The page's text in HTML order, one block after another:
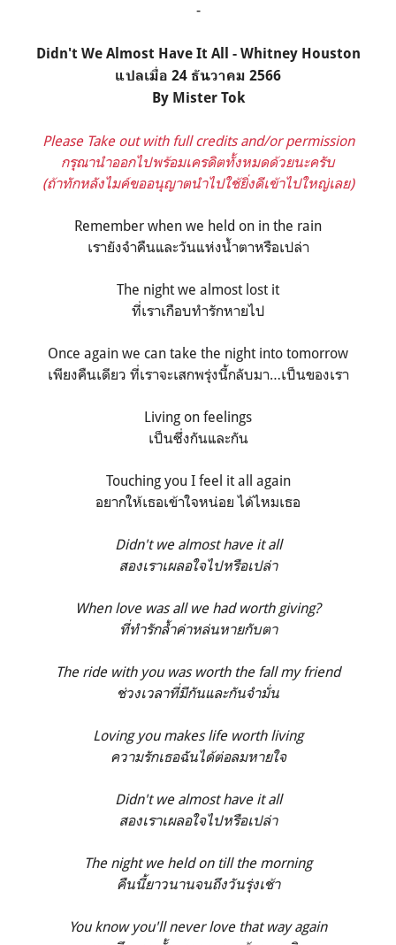
-
Didn't We Almost Have It All - Whitney Houston
แปลเมื่อ 24 ธันวาคม 2566
By Mister Tok
Please Take out with full credits and/or permission
กรุณานำออกไปพร้อมเครดิตทั้งหมดด้วยนะครับ
(ถ้าทักหลังไมค์ขออนุญาตนำไปใช้ยิ่งดีเข้าไปใหญ่เลย)
Remember when we held on in the rain
เรายังจำคืนและวันแห่งน้ำตาหรือเปล่า
The night we almost lost it
ที่เราเกือบทำรักหายไป
Once again we can take the night into tomorrow
เพียงคืนเดียว ที่เราจะเสกพรุ่งนี้กลับมา…เป็นของเรา
Living on feelings
เป็นซึ่งกันและกัน
Touching you I feel it all again
อยากให้เธอเข้าใจหน่อย ได้ไหมเธอ
Didn't we almost have it all
สองเราเผลอใจไปหรือเปล่า
When love was all we had worth giving?
ที่ทำรักล้ำค่าหล่นหายกับตา
The ride with you was worth the fall my friend
ช่วงเวลาที่มีกันและกันจำมั่น
Loving you makes life worth living
ความรักเธอฉันได้ต่อลมหายใจ
Didn't we almost have it all
สองเราเผลอใจไปหรือเปล่า
The night we held on till the morning
คืนนี้ยาวนานจนถึงวันรุ่งเช้า
You know you'll never love that way again